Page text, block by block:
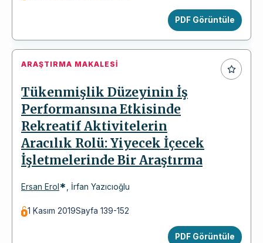
PDF Görüntüle
ARAŞTIRMA MAKALESI
Tükenmişlik Düzeyinin İş
Performansına Etkisinde
Rekreatif Aktivitelerin
Aracılık Rolü: Yiyecek İçecek
İşletmelerinde Bir Araştırma
Ersan Erol *, İrfan Yazıcıoğlu
1 Kasım 2019Sayfa 139-152
PDF Görüntüle